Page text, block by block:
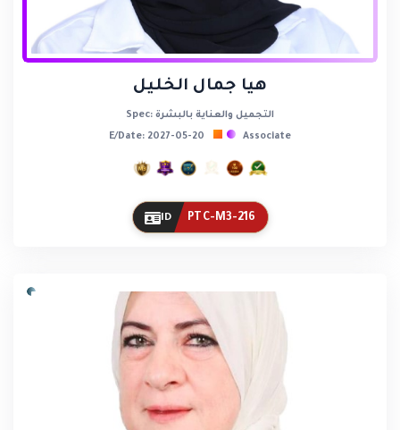
هيا جمال الخليل
Spec: التجميل والعناية بالبشرة
E/Date: 2027-05-20
Associate
ID PTC-M3-216